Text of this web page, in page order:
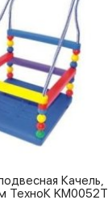
Качель,
ТехноК KM0052T